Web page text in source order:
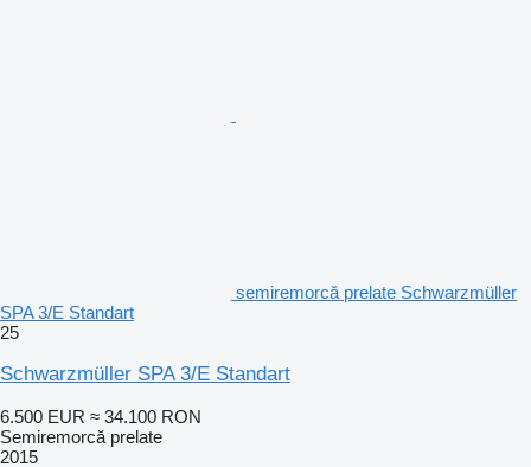
semiremorcă prelate Schwarzmüller
SPA 3/E Standart
25
Schwarzmüller SPA 3/E Standart
6.500 EUR ≈ 34.100 RON
Semiremorcă prelate
2015